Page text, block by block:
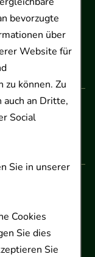
bevorzugte
über
Website für
können. Zu
an Dritte,
Social
Sie in unserer
Cookies
Sie dies
Sie
71 80 11